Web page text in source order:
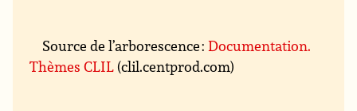
Source de l’arborescence :Documentation.
Thèmes CLIL (clil.centprod.com)